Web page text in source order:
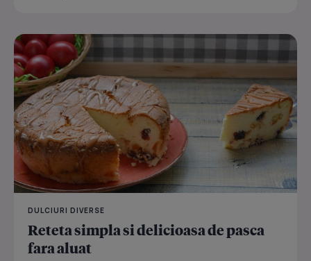
DULCIURI DIVERSE
Reteta simpla si delicioasa de pasca
fara aluat